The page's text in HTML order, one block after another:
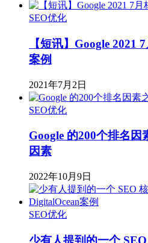
SEO优化
【短讯】Google 2021
案例
2021年7月2日
SEO优化
Google 的200个排名因
因素
2022年10月9日
SEO优化
少有人提到的一个